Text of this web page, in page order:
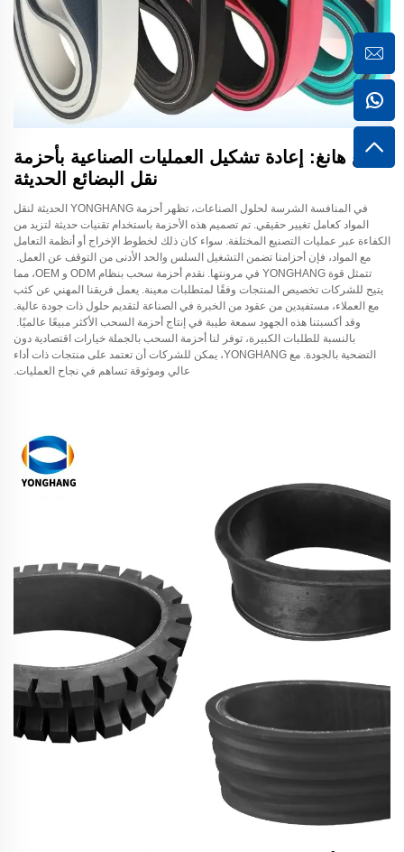
يونغ هانغ: إعادة تشكيل العمليات الصناعية بأحزمة
نقل البضائع الحديثة
في المنافسة الشرسة لحلول الصناعات، تظهر أحزمة YONGHANG الحديثة لنقل
المواد كعامل تغيير حقيقي. تم تصميم هذه الأحزمة باستخدام تقنيات حديثة لتزيد من
الكفاءة عبر عمليات التصنيع المختلفة. سواء كان ذلك لخطوط الإخراج أو أنظمة التعامل
مع المواد، فإن أحزامنا تضمن التشغيل السلس والحد الأدنى من التوقف عن العمل.
تتمثل قوة YONGHANG في مرونتها. نقدم أحزمة سحب بنظام ODM و OEM، مما
يتيح للشركات تخصيص المنتجات وفقًا لمتطلبات معينة. يعمل فريقنا المهني عن كثب
مع العملاء، مستفيدين من عقود من الخبرة في الصناعة لتقديم حلول ذات جودة عالية.
وقد أكسبتنا هذه الجهود سمعة طيبة في إنتاج أحزمة السحب الأكثر مبيعًا عالميًا.
بالنسبة للطلبات الكبيرة، توفر لنا أحزمة السحب بالجملة خيارات اقتصادية دون
التضحية بالجودة. مع YONGHANG، يمكن للشركات أن تعتمد على منتجات ذات أداء
عالي وموثوقة تساهم في نجاح العمليات.